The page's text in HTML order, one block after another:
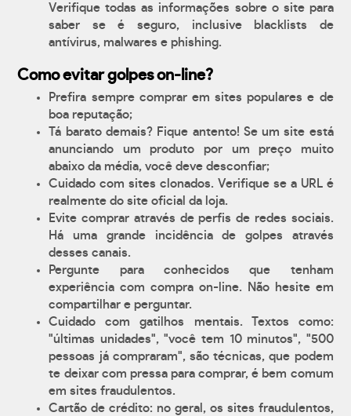
Verifique todas as informações sobre o site para
saber se é seguro, inclusive blacklists de
antívirus, malwares e phishing.
Como evitar golpes on-line?
Prefira sempre comprar em sites populares e de
boa reputação;
Tá barato demais? Fique antento! Se um site está
anunciando um produto por um preço muito
abaixo da média, você deve desconfiar;
Cuidado com sites clonados. Verifique se a URL é
realmente do site oficial da loja.
Evite comprar através de perfis de redes sociais.
Há uma grande incidência de golpes através
desses canais.
Pergunte para conhecidos que tenham
experiência com compra on-line. Não hesite em
compartilhar e perguntar.
Cuidado com gatilhos mentais. Textos como:
"últimas unidades", "você tem 10 minutos", "500
pessoas já compraram", são técnicas, que podem
te deixar com pressa para comprar, é bem comum
em sites fraudulentos.
Cartão de crédito: no geral, os sites fraudulentos,